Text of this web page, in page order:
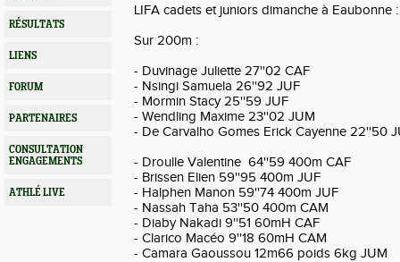
RÉSULTATS
LIENS
FORUM
PARTENAIRES
CONSULTATION
ENGAGEMENTS
ATHLÉ LIVE
LIFA cadets et juniors dimanche à Eaubonne :
Sur 200m :
- Duvinage Juliette 27''02 CAF
- Nsingi Samuela 26''92 JUF
- Mormin Stacy 25''59 JUF
- Wendling Maxime 23''02 JUM
- De Carvalho Gomes Erick Cayenne 22''50
- Droulle Valentine 64''59 400m CAF
- Brissen Elien 59''95 400m JUF
- Halphen Manon 59''74 400m JUF
- Nassah Taha 53''50 400m CAM
- Diaby Nakadi 9''51 60mH CAF
- Clarico Macéo 9''18 60mH CAM
- Camara Gaoussou 12m66 poids 6kg JUM